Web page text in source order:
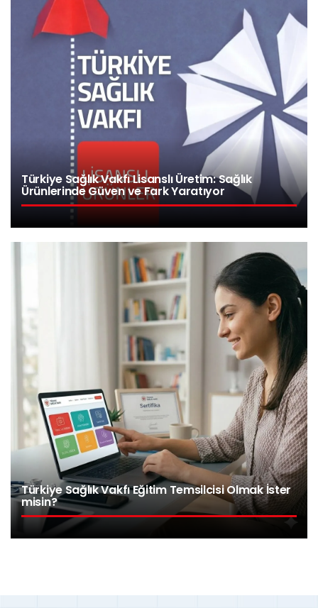
Türkiye Sağlık Vakfı Lisanslı Üretim: Sağlık
Ürünlerinde Güven ve Fark Yaratıyor
Türkiye Sağlık Vakfı Eğitim Temsilcisi Olmak İster
misin?